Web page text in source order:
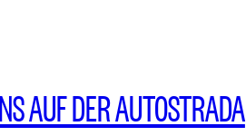
AUF DER AUTOSTRADA